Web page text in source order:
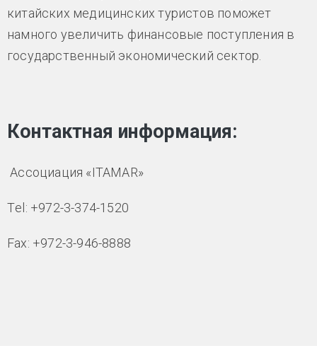
китайских медицинских туристов поможет
намного увеличить финансовые поступления в
государственный экономический сектор.
Контактная информация:
Ассоциация «ITAMAR»
Тel: +972-3-374-1520
Fax: +972-3-946-8888